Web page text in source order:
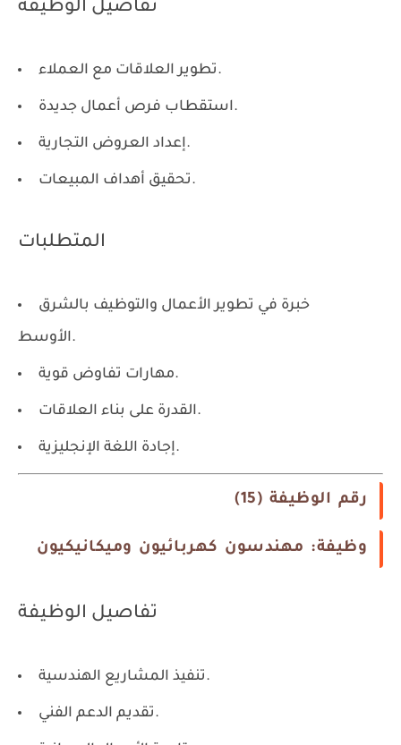
تفاصيل الوظيفة
تطوير العلاقات مع العملاء.
استقطاب فرص أعمال جديدة.
إعداد العروض التجارية.
تحقيق أهداف المبيعات.
المتطلبات
خبرة في تطوير الأعمال والتوظيف بالشرق
الأوسط.
مهارات تفاوض قوية.
القدرة على بناء العلاقات.
إجادة اللغة الإنجليزية.
رقم الوظيفة (15)
وظيفة: مهندسون كهربائيون وميكانيكيون
تفاصيل الوظيفة
تنفيذ المشاريع الهندسية.
تقديم الدعم الفني.